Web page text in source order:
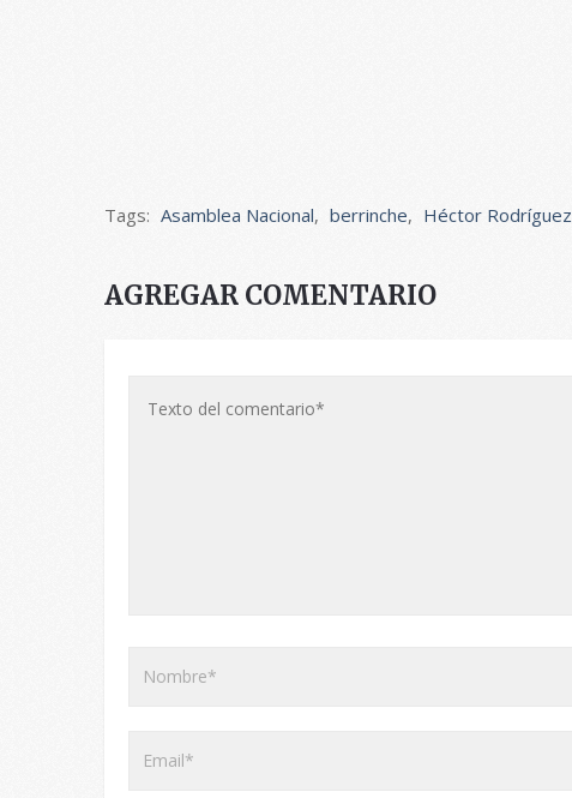
Tags: Asamblea Nacional, berrinche, Héctor Rodríguez
AGREGAR COMENTARIO